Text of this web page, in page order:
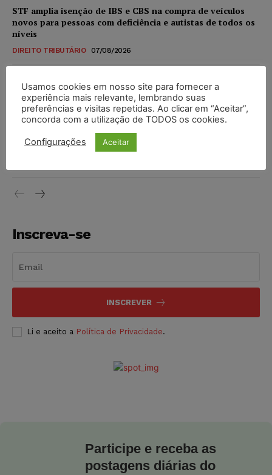
STF amplia isenção de IBS e CBS na compra de veículos
novos para pessoas com deficiência e autistas de todos os
níveis
DIREITO TRIBUTÁRIO 07/08/2026
vendia canetas emagrecedoras no local de trabalho
NOTÍCIAS 07/08/2026
Justiça de SP decreta prisão de suspeito investigado na
morte de advogado
Inscreva-se
INSCREVER
Li e aceito a Política de Privacidade.
Participe e receba as
postagens diárias do
Usamos cookies em nosso site para fornecer a
experiência mais relevante, lembrando suas
preferências e visitas repetidas. Ao clicar em “Aceitar”,
concorda com a utilização de TODOS os cookies.
Configurações Aceitar